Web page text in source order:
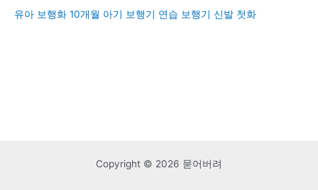
유아 보행화 10개월 아기 보행기 연습 보행기 신발 첫화
Copyright © 2026 묻어버려